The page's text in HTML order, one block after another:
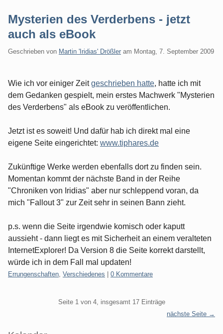
Mysterien des Verderbens - jetzt
auch als eBook
Geschrieben von Martin 'Iridias' Drößler am Montag, 7. September 2009
Wie ich vor einiger Zeitgeschrieben hatte, hatte ich mit
dem Gedanken gespielt, mein erstes Machwerk "Mysterien
des Verderbens" als eBook zu veröffentlichen.
Jetzt ist es soweit! Und dafür hab ich direkt mal eine
eigene Seite eingerichtet: www.tiphares.de
Zukünftige Werke werden ebenfalls dort zu finden sein.
Momentan kommt der nächste Band in der Reihe
"Chroniken von Iridias" aber nur schleppend voran, da
mich "Fallout 3" zur Zeit sehr in seinen Bann zieht.
p.s. wenn die Seite irgendwie komisch oder kaputt
aussieht - dann liegt es mit Sicherheit an einem veralteten
InternetExplorer! Da Version 8 die Seite korrekt darstellt,
würde ich in dem Fall mal updaten!
Kategorien:
Errungenschaften, Verschiedenes 0 Kommentare
Seite 1 von 4, insgesamt 17 Einträge
nächste Seite →